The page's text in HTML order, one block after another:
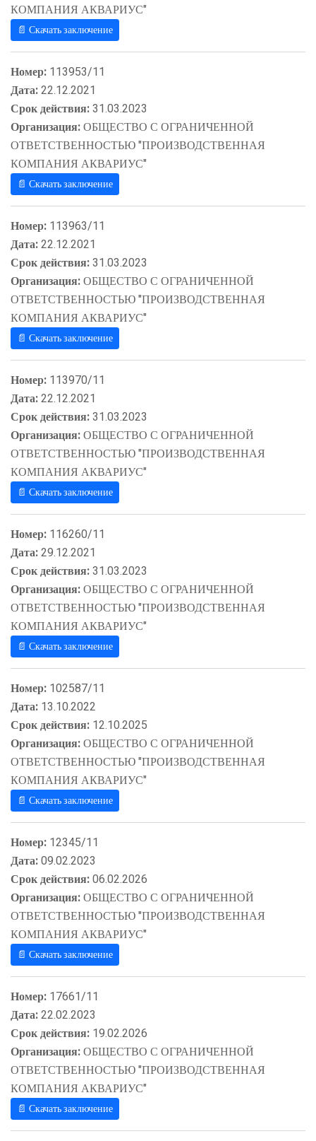
КОМПАНИЯ АКВАРИУС"
📄 Скачать заключение
Номер: 113953/11
Дата:22.12.2021
Срок действия:31.03.2023
Организация:ОБЩЕСТВО С ОГРАНИЧЕННОЙ
ОТВЕТСТВЕННОСТЬЮ "ПРОИЗВОДСТВЕННАЯ
КОМПАНИЯ АКВАРИУС"
📄 Скачать заключение
Номер: 113963/11
Дата:22.12.2021
Срок действия:31.03.2023
Организация:ОБЩЕСТВО С ОГРАНИЧЕННОЙ
ОТВЕТСТВЕННОСТЬЮ "ПРОИЗВОДСТВЕННАЯ
КОМПАНИЯ АКВАРИУС"
📄 Скачать заключение
Номер: 113970/11
Дата:22.12.2021
Срок действия:31.03.2023
Организация:ОБЩЕСТВО С ОГРАНИЧЕННОЙ
ОТВЕТСТВЕННОСТЬЮ "ПРОИЗВОДСТВЕННАЯ
КОМПАНИЯ АКВАРИУС"
📄 Скачать заключение
Номер: 116260/11
Дата:29.12.2021
Срок действия:31.03.2023
Организация:ОБЩЕСТВО С ОГРАНИЧЕННОЙ
ОТВЕТСТВЕННОСТЬЮ "ПРОИЗВОДСТВЕННАЯ
КОМПАНИЯ АКВАРИУС"
📄 Скачать заключение
Номер: 102587/11
Дата: 13.10.2022
Срок действия: 12.10.2025
Организация:ОБЩЕСТВО С ОГРАНИЧЕННОЙ
ОТВЕТСТВЕННОСТЬЮ "ПРОИЗВОДСТВЕННАЯ
КОМПАНИЯ АКВАРИУС"
📄 Скачать заключение
Номер: 12345/11
Дата:09.02.2023
Срок действия:06.02.2026
Организация:ОБЩЕСТВО С ОГРАНИЧЕННОЙ
ОТВЕТСТВЕННОСТЬЮ "ПРОИЗВОДСТВЕННАЯ
КОМПАНИЯ АКВАРИУС"
📄 Скачать заключение
Номер: 17661/11
Дата:22.02.2023
Срок действия: 19.02.2026
Организация:ОБЩЕСТВО С ОГРАНИЧЕННОЙ
ОТВЕТСТВЕННОСТЬЮ "ПРОИЗВОДСТВЕННАЯ
КОМПАНИЯ АКВАРИУС"
📄 Скачать заключение